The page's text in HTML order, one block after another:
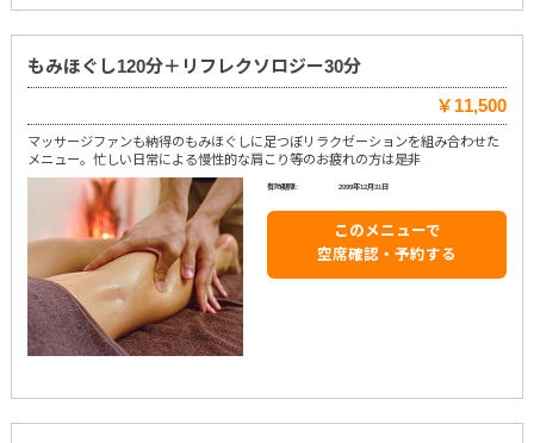
もみほぐし120分＋リフレクソロジー30分
￥11,500
マッサージファンも納得のもみほぐしに足つぼリラクゼーションを組み合わせた
メニュー。忙しい日常による慢性的な肩こり等のお疲れの方は是非
有効期限: 2099年12月31日
このメニューで
空席確認・予約する